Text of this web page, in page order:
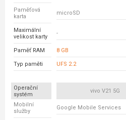
Paměťová
karta
microSD
Maximální
velikost karty
-
Paměť RAM 8 GB
Typ paměti UFS 2.2
Operační
systém
vivo V21 5G
Mobilní
služby
Google Mobile Services